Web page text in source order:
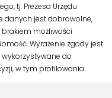
tj. Prezesa Urzędu
danych jest dobrowolne,
możliwości
Wyrażenie zgody jest
do
w tym profilowania.